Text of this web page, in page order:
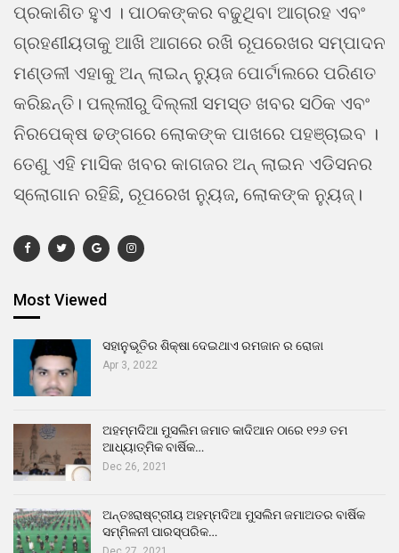
ପ୍ରକାଶିତ ହୁଏ । ପାଠକଙ୍କର ବଢୁଥିବା ଆଗ୍ରହ ଏବଂ
ଗ୍ରହଣୀୟତାକୁ ଆଖି ଆଗରେ ରଖି ରୂପରେଖର ସମ୍ପାଦନ
ମଣ୍ଡଳୀ ଏହାକୁ ଅନ୍ ଲାଇନ୍ ନ୍ୟୁଜ ପୋର୍ଟାଲରେ ପରିଣତ
କରିଛନ୍ତି। ପଲ୍ଲୀରୁ ଦିଲ୍ଲୀ ସମସ୍ତ ଖବର ସଠିକ ଏବଂ
ନିରପେକ୍ଷ ଢଙ୍ଗରେ ଲୋକଙ୍କ ପାଖରେ ପହଞ୍ଚାଇବ ।
ତେଣୁ ଏହି ମାସିକ ଖବର କାଗଜର ଅନ୍ ଲାଇନ ଏଡିସନର
ସ୍ଲୋଗାନ ରହିଛି, ରୂପରେଖ ନ୍ୟୁଜ, ଲୋକଙ୍କ ନ୍ୟୁଜ୍।
Most Viewed
ସହାନୁଭୂତିର ଶିକ୍ଷା ଦେଇଥାଏ ରମଜାନ ର ରୋଜା
Apr 3, 2022
ଅହମ୍ମଦିଆ ମୁସଲିମ ଜମାତ କାଦିଆନ ଠାରେ ୧୨୬ ତମ
ଆଧ୍ୟାତ୍ମିକ ବାର୍ଷିକ…
Dec 26, 2021
ଅନ୍ତଃରାଷ୍ଟ୍ରୀୟ ଅହମ୍ମଦିଆ ମୁସଲିମ ଜମାଅତର ବାର୍ଷିକ
ସମ୍ମିଳନୀ ପାରସ୍ପରିକ…